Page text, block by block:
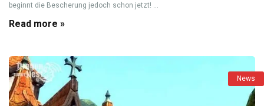
beginnt die Bescherung jedoch schon jetzt! ...
Read more »
News